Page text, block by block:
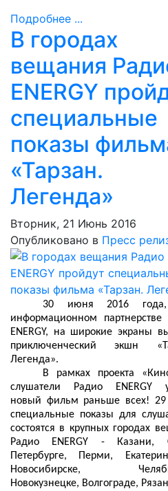
Подробнее ...
В городах
вещания
ENERGY
специальные
показы
«Тарзан.
Легенда»
Вторник, 21 Июнь 2016
Опубликовано в Пресс
30 июня 2016
информационном партнерстве
ENERGY, на широкие экраны
приключенческий экшн
Легенда».
В рамках проекта
слушатели Радио ENERGY
новый фильм раньше всех!
специальные показы для
состоятся в крупных городах
Радио ENERGY - Казани,
Петербурге, Перми,
Новосибирске,
Новокузнецке, Волгограде,